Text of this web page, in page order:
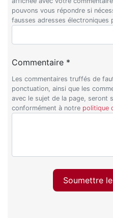
pouvons vous répondre si
fausses adresses électroniques
Commentaire *
Les commentaires truffés de
ponctuation, ainsi que les
avec le sujet de la page, seront
conformément à notre politique
Soumettre